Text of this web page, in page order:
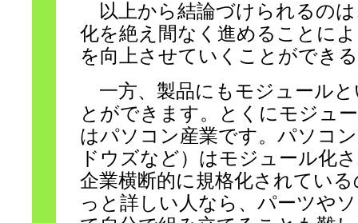
以上から結論づけられるの
化を絶え間なく進めることに
を向上させていくことができ
一方、製品にもモジュール
とができます。とくにモジュ
はパソコン産業です。パソコ
ドウズなど）はモジュール化
企業横断的に規格化されてい
っと詳しい人なら、パーツや